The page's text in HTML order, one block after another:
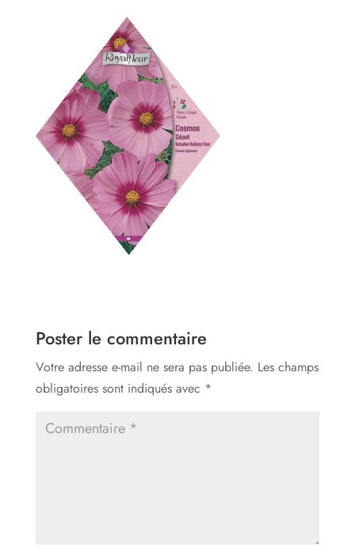
Poster le commentaire
Votre adresse e-mail ne sera pas publiée. Les champs
obligatoires sont indiqués avec *